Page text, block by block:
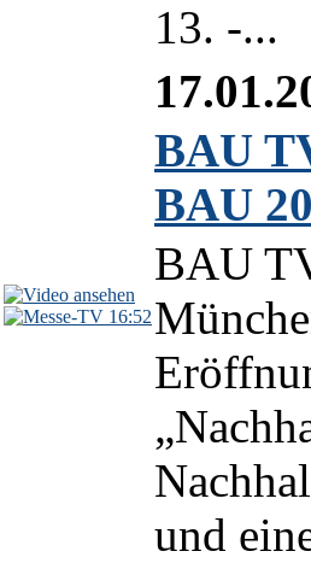
13. -...
16:52
BAU
BAU
BAU
und